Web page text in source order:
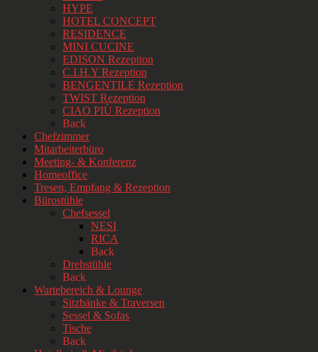
HYPE
HOTEL CONCEPT
RESIDENCE
MINI CUCINE
EDISON Rezeption
C.I.H.Y Rezeption
BENGENTILE Rezeption
TWIST Rezeption
CIAO PIÙ Rezeption
Back
Chefzimmer
Mitarbeiterbüro
Meeting- & Konferenz
Homeoffice
Tresen, Empfang & Rezeption
Bürostühle
Chefsessel
NESI
RICA
Back
Drehstühle
Back
Wartebereich & Lounge
Sitzbänke & Traversen
Sessel & Sofas
Tische
Back